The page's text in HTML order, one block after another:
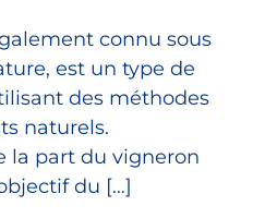
connu sous
est un type de
des méthodes
naturels.
la part du vigneron
du […]